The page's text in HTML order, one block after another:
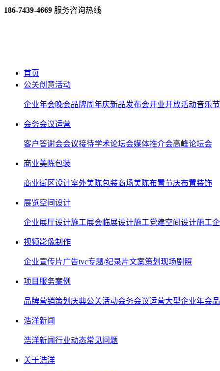
186-7439-4669 服务咨询热线
首页
公关创意活动
企业年会晚会品牌周年庆新品发布会开业开放活动音乐
会务会议运营
客户答谢会会议接待学术论坛会媒体推介会高峰论坛会
商业美陈包装
商业街区设计室外美陈包装商场美陈布置节庆布置装饰
展览空间设计
企业展厅设计施工展会临展设计施工党建空间设计施工
视频影像制作
企业宣传片广告tvc专题/纪录片文案策划 现场剧照
项目服务案例
品牌营销策划 庆典公关活动会务会议运营大型企业年会
浩洋新闻
浩洋新闻行业动态常见问题
关于浩洋